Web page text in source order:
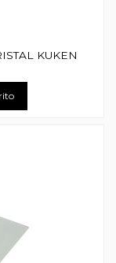
KUKEN